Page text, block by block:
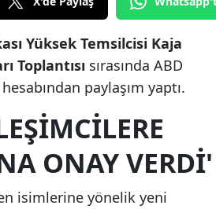
Yüksek Temsilcisi Kaja
Toplantısı sırasında ABD
paylaşım yaptı.
ONAY VERDI'
isimlerine yönelik yeni